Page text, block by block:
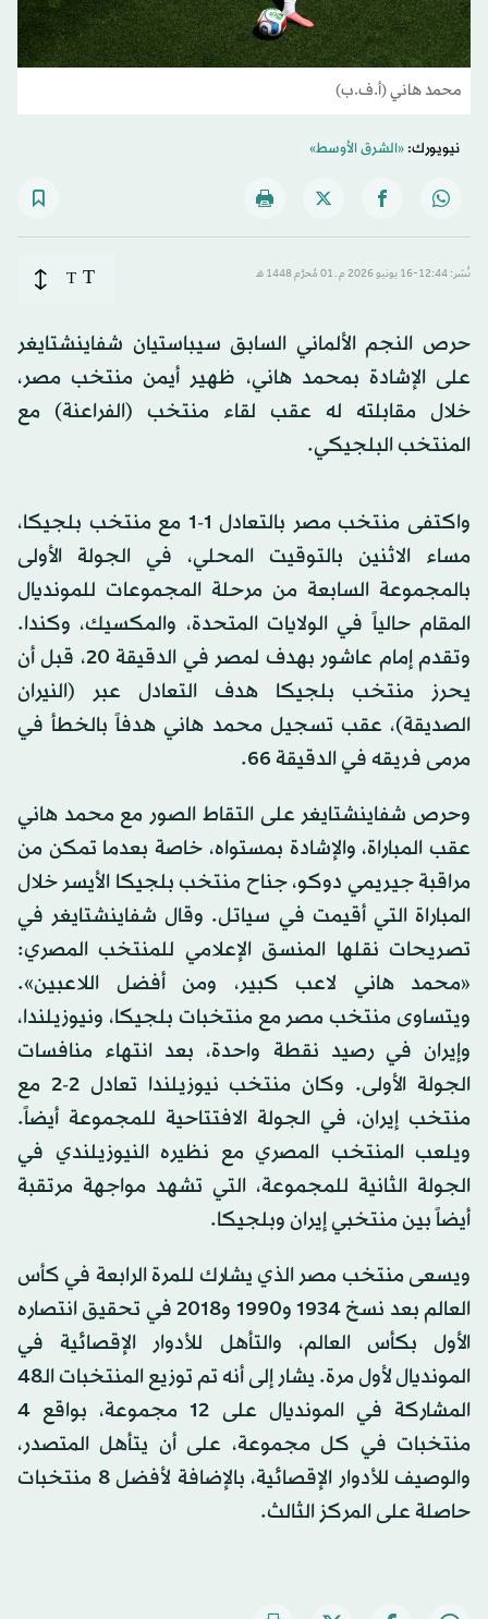
محمد هاني (أ.ف.ب)
نيويورك:«الشرق الأوسط»
نُشر: 12:44-16 يونيو 2026 م ـ 01 مُحرَّم 1448 هـ T
T
حرص النجم الألماني السابق سيباستيان شفاينشتايغر
على الإشادة بمحمد هاني، ظهير أيمن منتخب مصر،
خلال مقابلته له عقب لقاء منتخب (الفراعنة) مع
المنتخب البلجيكي.
واكتفى منتخب مصر بالتعادل 1-1 مع منتخب بلجيكا،
مساء الاثنين بالتوقيت المحلي، في الجولة الأولى
بالمجموعة السابعة من مرحلة المجموعات للمونديال
المقام حالياً في الولايات المتحدة، والمكسيك، وكندا.
وتقدم إمام عاشور بهدف لمصر في الدقيقة 20، قبل أن
يحرز منتخب بلجيكا هدف التعادل عبر (النيران
الصديقة)، عقب تسجيل محمد هاني هدفاً بالخطأ في
مرمى فريقه في الدقيقة 66.
وحرص شفاينشتايغر على التقاط الصور مع محمد هاني
عقب المباراة، والإشادة بمستواه، خاصة بعدما تمكن من
مراقبة جيريمي دوكو، جناح منتخب بلجيكا الأيسر خلال
المباراة التي أقيمت في سياتل. وقال شفاينشتايغر في
تصريحات نقلها المنسق الإعلامي للمنتخب المصري:
«محمد هاني لاعب كبير، ومن أفضل اللاعبين».
ويتساوى منتخب مصر مع منتخبات بلجيكا، ونيوزيلندا،
وإيران في رصيد نقطة واحدة، بعد انتهاء منافسات
الجولة الأولى. وكان منتخب نيوزيلندا تعادل 2-2 مع
منتخب إيران، في الجولة الافتتاحية للمجموعة أيضاً.
ويلعب المنتخب المصري مع نظيره النيوزيلندي في
الجولة الثانية للمجموعة، التي تشهد مواجهة مرتقبة
أيضاً بين منتخبيإيرانوبلجيكا.
ويسعى منتخب مصر الذي يشارك للمرة الرابعة في كأس
العالم بعد نسخ 1934 و1990 و2018 في تحقيق انتصاره
الأول بكأس العالم، والتأهل للأدوار الإقصائية في
المونديال لأول مرة. يشار إلى أنه تم توزيع المنتخبات الـ48
المشاركة في المونديال على 12 مجموعة، بواقع 4
منتخبات في كل مجموعة، على أن يتأهل المتصدر،
والوصيف للأدوار الإقصائية، بالإضافة لأفضل 8 منتخبات
حاصلة على المركز الثالث.